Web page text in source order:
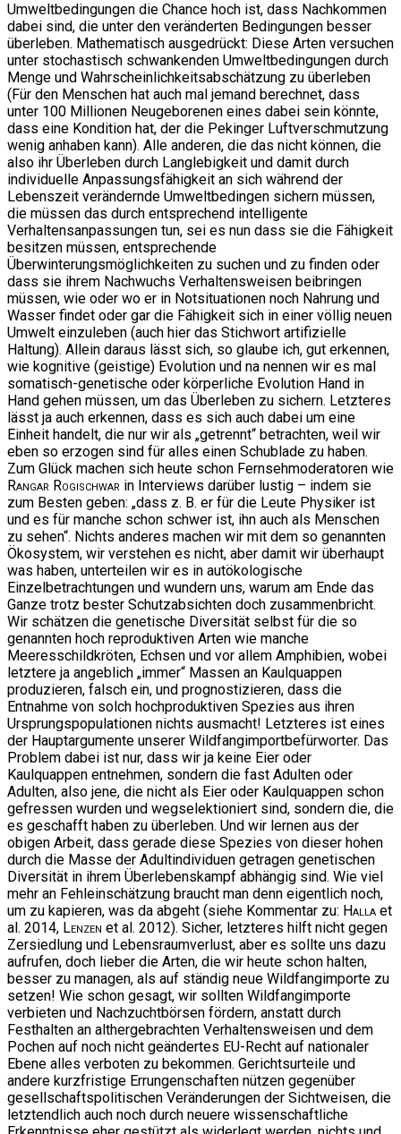
Umweltbedingungen die Chance hoch ist, dass Nachkommen
dabei sind, die unter den veränderten Bedingungen besser
überleben. Mathematisch ausgedrückt: Diese Arten versuchen
unter stochastisch schwankenden Umweltbedingungen durch
Menge und Wahrscheinlichkeitsabschätzung zu überleben
(Für den Menschen hat auch mal jemand berechnet, dass
unter 100 Millionen Neugeborenen eines dabei sein könnte,
dass eine Kondition hat, der die Pekinger Luftverschmutzung
wenig anhaben kann). Alle anderen, die das nicht können, die
also ihr Überleben durch Langlebigkeit und damit durch
individuelle Anpassungsfähigkeit an sich während der
Lebenszeit verändernde Umweltbedingen sichern müssen,
die müssen das durch entsprechend intelligente
Verhaltensanpassungen tun, sei es nun dass sie die Fähigkeit
besitzen müssen, entsprechende
Überwinterungsmöglichkeiten zu suchen und zu finden oder
dass sie ihrem Nachwuchs Verhaltensweisen beibringen
müssen, wie oder wo er in Notsituationen noch Nahrung und
Wasser findet oder gar die Fähigkeit sich in einer völlig neuen
Umwelt einzuleben (auch hier das Stichwort artifizielle
Haltung). Allein daraus lässt sich, so glaube ich, gut erkennen,
wie kognitive (geistige) Evolution und na nennen wir es mal
somatisch-genetische oder körperliche Evolution Hand in
Hand gehen müssen, um das Überleben zu sichern. Letzteres
lässt ja auch erkennen, dass es sich auch dabei um eine
Einheit handelt, die nur wir als „getrennt“ betrachten, weil wir
eben so erzogen sind für alles einen Schublade zu haben.
Zum Glück machen sich heute schon Fernsehmoderatoren wie
Rangar Rogischwar in Interviews darüber lustig – indem sie
zum Besten geben: „dass z. B. er für die Leute Physiker ist
und es für manche schon schwer ist, ihn auch als Menschen
zu sehen“. Nichts anderes machen wir mit dem so genannten
Ökosystem, wir verstehen es nicht, aber damit wir überhaupt
was haben, unterteilen wir es in autökologische
Einzelbetrachtungen und wundern uns, warum am Ende das
Ganze trotz bester Schutzabsichten doch zusammenbricht.
Wir schätzen die genetische Diversität selbst für die so
genannten hoch reproduktiven Arten wie manche
Meeresschildkröten, Echsen und vor allem Amphibien, wobei
letztere ja angeblich „immer“ Massen an Kaulquappen
produzieren, falsch ein, und prognostizieren, dass die
Entnahme von solch hochproduktiven Spezies aus ihren
Ursprungspopulationen nichts ausmacht! Letzteres ist eines
der Hauptargumente unserer Wildfangimportbefürworter. Das
Problem dabei ist nur, dass wir ja keine Eier oder
Kaulquappen entnehmen, sondern die fast Adulten oder
Adulten, also jene, die nicht als Eier oder Kaulquappen schon
gefressen wurden und wegselektioniert sind, sondern die, die
es geschafft haben zu überleben. Und wir lernen aus der
obigen Arbeit, dass gerade diese Spezies von dieser hohen
durch die Masse der Adultindividuen getragen genetischen
Diversität in ihrem Überlebenskampf abhängig sind. Wie viel
mehr an Fehleinschätzung braucht man denn eigentlich noch,
um zu kapieren, was da abgeht (siehe Kommentar zu: Halla et
al. 2014, Lenzen et al. 2012). Sicher, letzteres hilft nicht gegen
Zersiedlung und Lebensraumverlust, aber es sollte uns dazu
aufrufen, doch lieber die Arten, die wir heute schon halten,
besser zu managen, als auf ständig neue Wildfangimporte zu
setzen! Wie schon gesagt, wir sollten Wildfangimporte
verbieten und Nachzuchtbörsen fördern, anstatt durch
Festhalten an althergebrachten Verhaltensweisen und dem
Pochen auf noch nicht geändertes EU-Recht auf nationaler
Ebene alles verboten zu bekommen. Gerichtsurteile und
andere kurzfristige Errungenschaften nützen gegenüber
gesellschaftspolitischen Veränderungen der Sichtweisen, die
letztendlich auch noch durch neuere wissenschaftliche